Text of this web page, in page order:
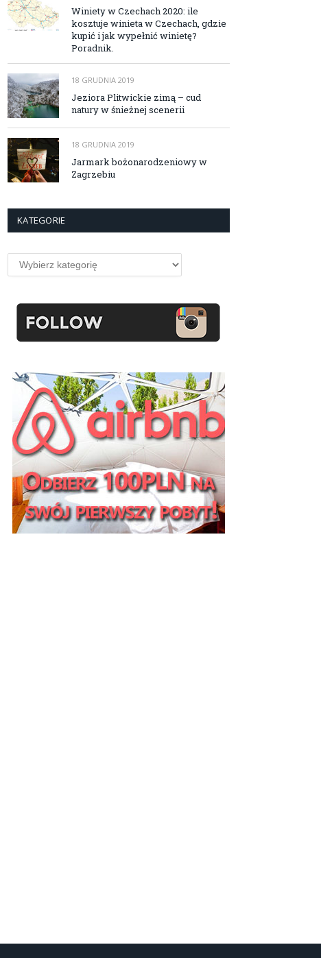
Winiety w Czechach 2020: ile
kosztuje winieta w Czechach, gdzie
kupić i jak wypełnić winietę?
Poradnik.
18 GRUDNIA 2019
Jeziora Plitwickie zimą – cud
natury w śnieżnej scenerii
18 GRUDNIA 2019
Jarmark bożonarodzeniowy w
Zagrzebiu
KATEGORIE
Kategorie